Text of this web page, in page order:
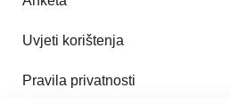
Uvjeti korištenja
Pravila privatnosti